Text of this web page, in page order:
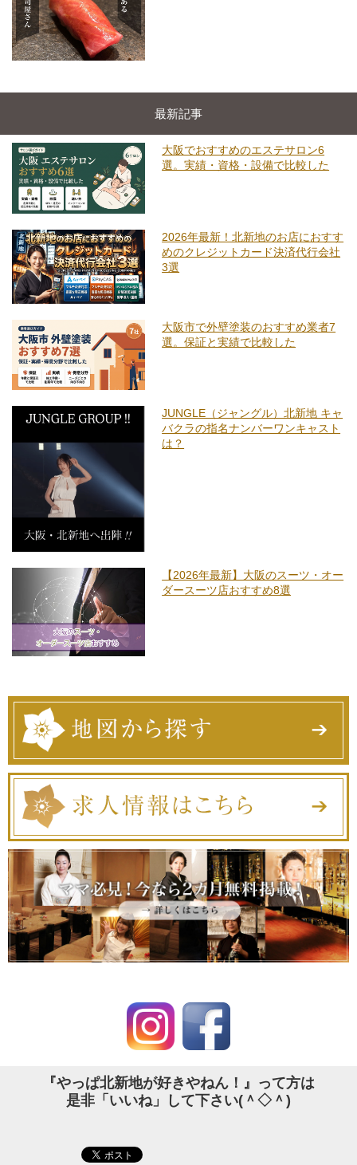
最新記事
大阪でおすすめのエステサロン6
選。実績・資格・設備で比較した
2026年最新！北新地のお店におすす
めのクレジットカード決済代行会社
3選
大阪市で外壁塗装のおすすめ業者7
選。保証と実績で比較した
JUNGLE（ジャングル）北新地 キャ
バクラの指名ナンバーワンキャスト
は？
【2026年最新】大阪のスーツ・オー
ダースーツ店おすすめ8選
『やっぱ北新地が好きやねん！』って方は
是非「いいね」して下さい(＾◇＾)